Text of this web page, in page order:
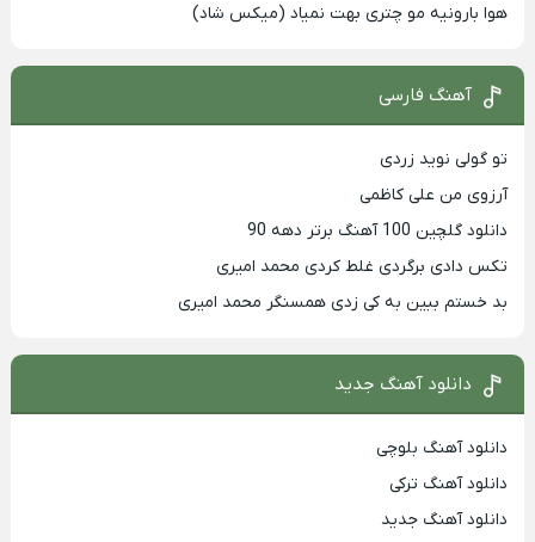
هوا بارونیه مو چتری بهت نمیاد (میکس شاد)
آهنگ فارسی
تو گولی نوید زردی
آرزوی من علی کاظمی
دانلود گلچین 100 آهنگ برتر دهه 90
تکس دادی برگردی غلط کردی محمد امیری
بد خستم ببین به کی زدی همسنگر محمد امیری
دانلود آهنگ جدید
دانلود آهنگ بلوچی
دانلود آهنگ ترکی
دانلود آهنگ جدید